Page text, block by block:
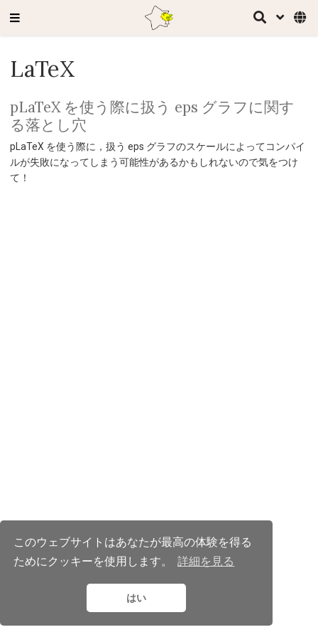
このウェブサイトはあなたが最高の体験を得る
ためにクッキーを使用します。
詳細を見る
はい
LaTeX
pLaTeX を使う際に扱う eps グラフに関す
る落とし穴
pLaTeX を使う際に，扱う eps グラフのスケールによってコンパイ
ルが失敗になってしまう可能性があるかもしれないので気をつけ
て！
CC BY NC ND 4.0